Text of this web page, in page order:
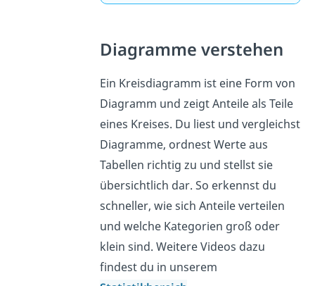
Diagramme verstehen
Ein Kreisdiagramm ist eine Form von
Diagramm und zeigt Anteile als Teile
eines Kreises. Du liest und vergleichst
Diagramme, ordnest Werte aus
Tabellen richtig zu und stellst sie
übersichtlich dar. So erkennst du
schneller, wie sich Anteile verteilen
und welche Kategorien groß oder
klein sind. Weitere Videos dazu
findest du in unserem